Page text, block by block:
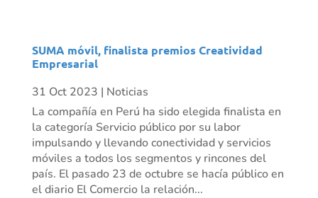
SUMA móvil, finalista premios Creatividad
Empresarial
31 Oct 2023 | Noticias
La compañía en Perú ha sido elegida finalista en
la categoría Servicio público por su labor
impulsando y llevando conectividad y servicios
móviles a todos los segmentos y rincones del
país. El pasado 23 de octubre se hacía público en
el diario El Comercio la relación...